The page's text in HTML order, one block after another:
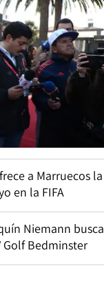
a Marruecos la
en la FIFA
Niemann busca
Golf Bedminster